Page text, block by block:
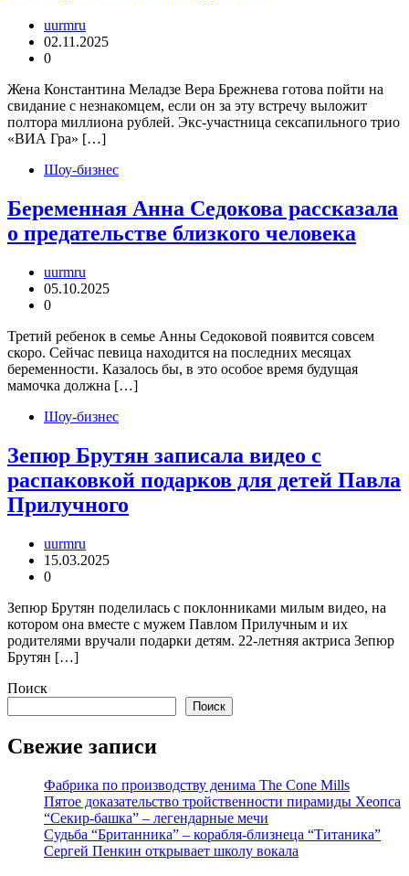
uurmru
02.11.2025
0
Жена Константина Меладзе Вера Брежнева готова пойти на
свидание с незнакомцем, если он за эту встречу выложит
полтора миллиона рублей. Экс-участница сексапильного трио
«ВИА Гра» […]
Шоу-бизнес
Беременная Анна Седокова рассказала
о предательстве близкого человека
uurmru
05.10.2025
0
Третий ребенок в семье Анны Седоковой появится совсем
скоро. Сейчас певица находится на последних месяцах
беременности. Казалось бы, в это особое время будущая
мамочка должна […]
Шоу-бизнес
Зепюр Брутян записала видео с
распаковкой подарков для детей Павла
Прилучного
uurmru
15.03.2025
0
Зепюр Брутян поделилась с поклонниками милым видео, на
котором она вместе с мужем Павлом Прилучным и их
родителями вручали подарки детям. 22-летняя актриса Зепюр
Брутян […]
Поиск
Поиск
Свежие записи
Фабрика по производству денима The Cone Mills
Пятое доказательство тройственности пирамиды Хеопса
“Секир-башка” – легендарные мечи
Судьба “Британника” – корабля-близнеца “Титаника”
Сергей Пенкин открывает школу вокала